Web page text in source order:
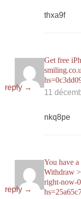
thxa9f
reply →
Get free
11
nkq8pe
reply →
You have
Withdrаw
right-now-